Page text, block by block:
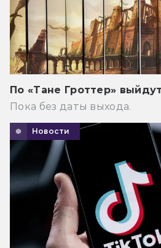
По «Тане Гроттер»
Пока без даты выхода.
Новости